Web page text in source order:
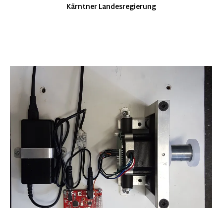
Kärntner Landesregierung